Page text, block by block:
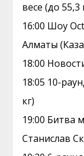
весе (до 55,3
16:00 Шоу
Алматы
18:00
18:05 10-
кг)
19:00 Битва
Станислав